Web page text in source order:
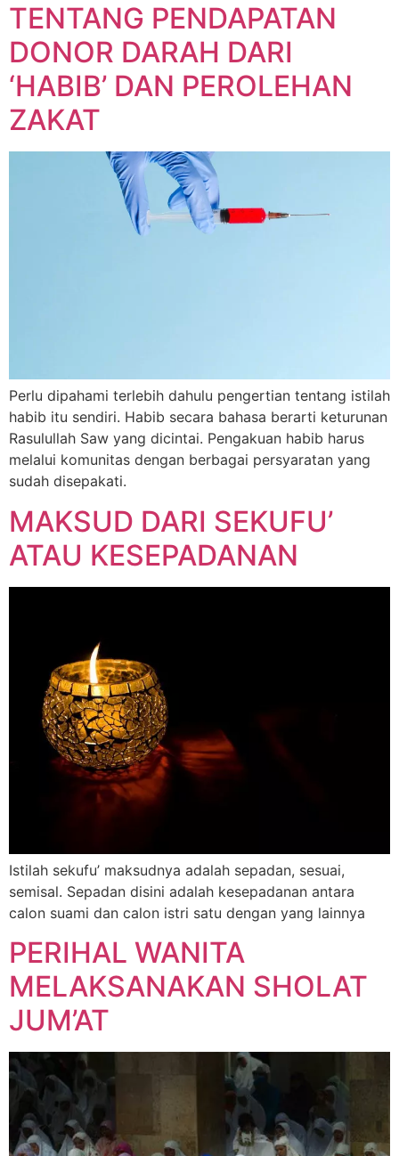
TENTANG PENDAPATAN
DONOR DARAH DARI
‘HABIB’ DAN PEROLEHAN
ZAKAT
Perlu dipahami terlebih dahulu pengertian tentang istilah
habib itu sendiri. Habib secara bahasa berarti keturunan
Rasulullah Saw yang dicintai. Pengakuan habib harus
melalui komunitas dengan berbagai persyaratan yang
sudah disepakati.
MAKSUD DARI SEKUFU’
ATAU KESEPADANAN
Istilah sekufu’ maksudnya adalah sepadan, sesuai,
semisal. Sepadan disini adalah kesepadanan antara
calon suami dan calon istri satu dengan yang lainnya
PERIHAL WANITA
MELAKSANAKAN SHOLAT
JUM’AT